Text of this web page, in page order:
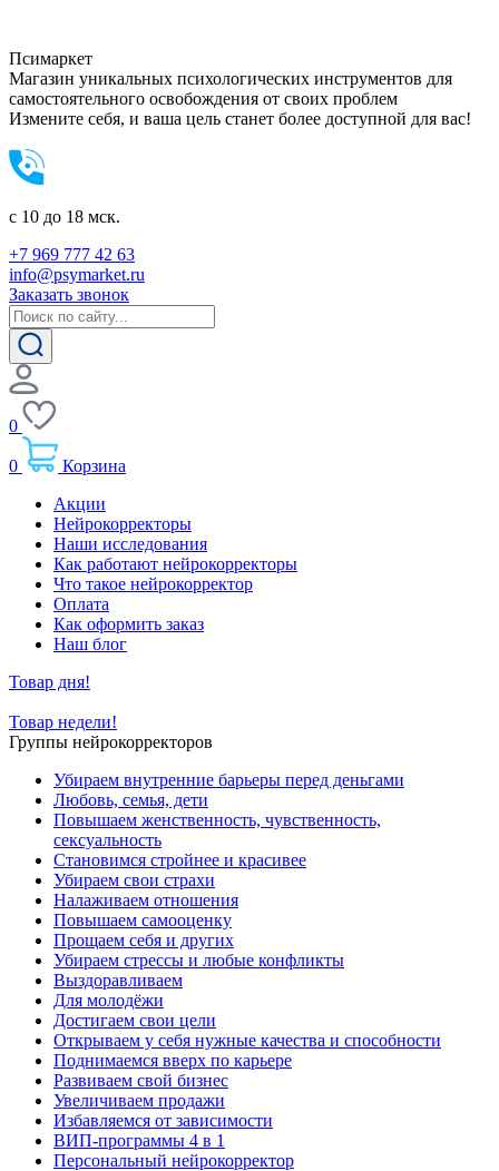
Псимаркет
Магазин уникальных психологических инструментов для
самостоятельного освобождения от своих проблем
Измените себя, и ваша цель станет более доступной для вас!
c 10 до 18 мск.
+7 969 777 42 63
info@psymarket.ru
Заказать звонок
0
0
Корзина
Акции
Нейрокорректоры
Наши исследования
Как работают нейрокорректоры
Что такое нейрокорректор
Оплата
Как оформить заказ
Наш блог
Товар дня!
Товар недели!
Группы нейрокорректоров
Убираем внутренние барьеры перед деньгами
Любовь, семья, дети
Повышаем женственность, чувственность,
сексуальность
Становимся стройнее и красивее
Убираем свои страхи
Налаживаем отношения
Повышаем самооценку
Прощаем себя и других
Убираем стрессы и любые конфликты
Выздоравливаем
Для молодёжи
Достигаем свои цели
Открываем у себя нужные качества и способности
Поднимаемся вверх по карьере
Развиваем свой бизнес
Увеличиваем продажи
Избавляемся от зависимости
ВИП-программы 4 в 1
Персональный нейрокорректор